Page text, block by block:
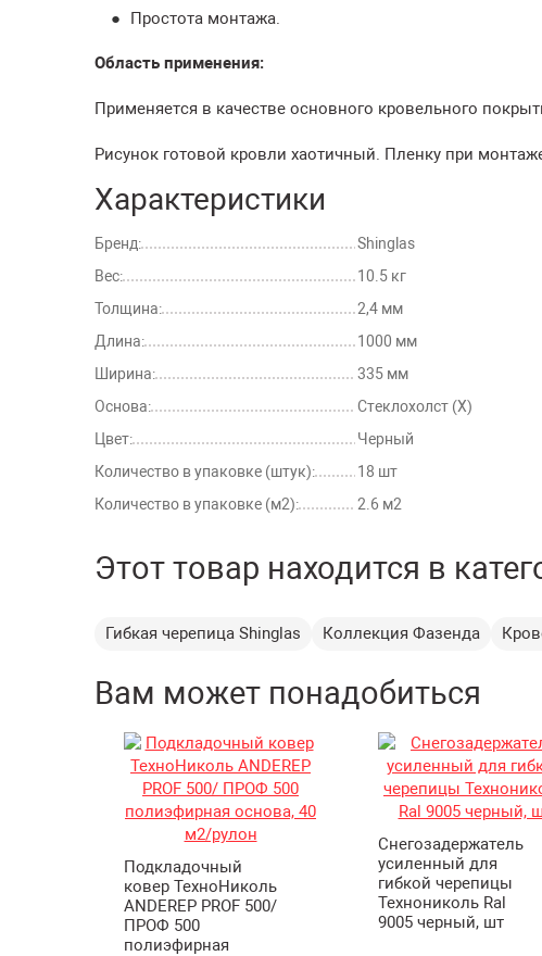
Простота монтажа.
Область применения:
Применяется в качестве основного кровельного
Рисунок готовой кровли хаотичный. Пленку при монтаже
Характеристики
Бренд:
Shinglas
Вес:
10.5 кг
Толщина:
2,4 мм
Длина:
1000 мм
Ширина:
335 мм
Основа:
Стеклохолст (Х)
Цвет:
Черный
Количество в упаковке (штук):
18 шт
Количество в упаковке (м2):
2.6 м2
Этот товар находится в
Гибкая черепица Shinglas Коллекция Фазенда
Вам может понадобиться
Подкладочный
ковер ТехноНиколь
ANDEREP PROF 500/
ПРОФ 500
полиэфирная
Снегозадержатель
усиленный для
гибкой черепицы
Технониколь Ral
9005 черный, шт